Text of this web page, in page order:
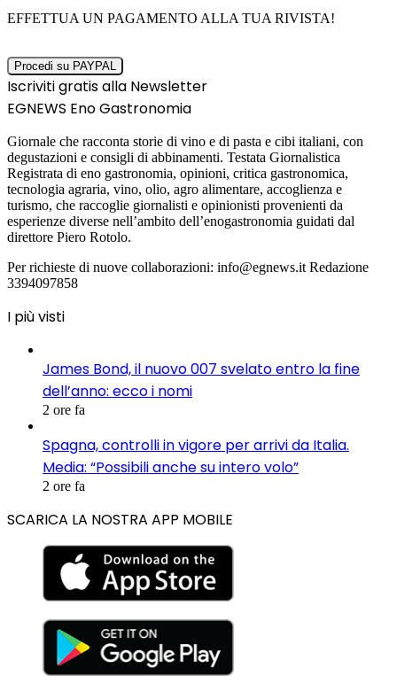
EFFETTUA UN PAGAMENTO ALLA TUA RIVISTA!
Iscriviti gratis alla Newsletter
EGNEWS Eno Gastronomia
Giornale che racconta storie di vino e di pasta e cibi italiani, con
degustazioni e consigli di abbinamenti. Testata Giornalistica
Registrata di eno gastronomia, opinioni, critica gastronomica,
tecnologia agraria, vino, olio, agro alimentare, accoglienza e
turismo, che raccoglie giornalisti e opinionisti provenienti da
esperienze diverse nell’ambito dell’enogastronomia guidati dal
direttore Piero Rotolo.
Per richieste di nuove collaborazioni: info@egnews.it Redazione
3394097858
I più visti
James Bond, il nuovo 007 svelato entro la fine
dell’anno: ecco i nomi
2 ore fa
Spagna, controlli in vigore per arrivi da Italia.
Media: “Possibili anche su intero volo”
2 ore fa
SCARICA LA NOSTRA APP MOBILE